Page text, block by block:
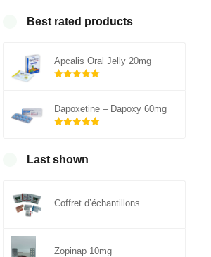
Best rated products
Apcalis Oral Jelly 20mg
Dapoxetine – Dapoxy 60mg
Last shown
Coffret d’échantillons
Zopinap 10mg